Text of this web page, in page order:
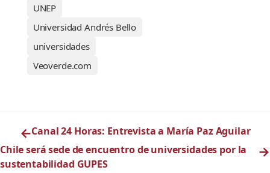
UNEP
Universidad Andrés Bello
universidades
Veoverde.com
←Canal 24 Horas: Entrevista a María Paz Aguilar
Chile será sede de encuentro de universidades por la
sustentabilidad GUPES
→